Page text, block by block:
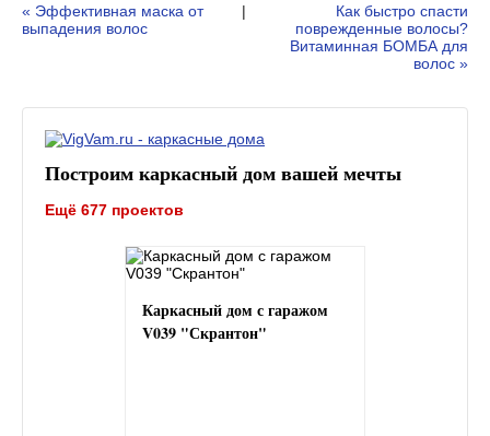
« Эффективная маска от
выпадения волос
|
Как быстро спасти
поврежденные волосы?
Витаминная БОМБА для
волос »
Построим каркасный дом вашей мечты
Ещё 677 проектов
Каркасный дом с гаражом
V039 "Скрантон"